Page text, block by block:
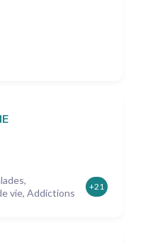
vie, Addictions
+21